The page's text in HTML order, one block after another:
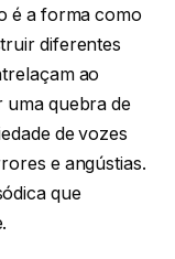
é a forma como
diferentes
ao
uma quebra de
de vozes
e angústias.
que